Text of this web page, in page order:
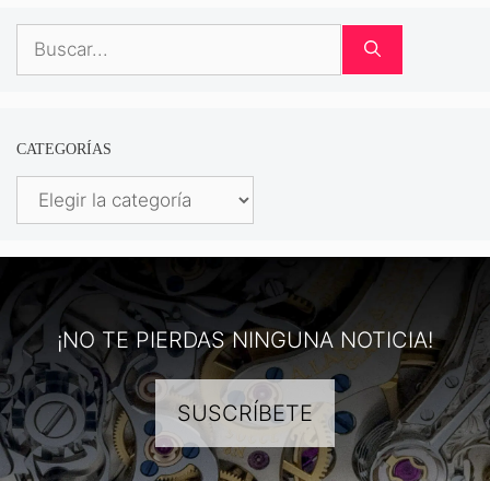
Buscar:
CATEGORÍAS
Categorías
¡NO TE PIERDAS NINGUNA NOTICIA!
SUSCRÍBETE